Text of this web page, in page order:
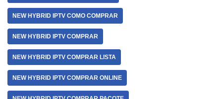
NEW HYBRID IPTV COMO COMPRAR
NEW HYBRID IPTV COMPRAR
NEW HYBRID IPTV COMPRAR LISTA
NEW HYBRID IPTV COMPRAR ONLINE